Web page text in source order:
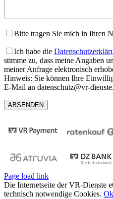
Bitte tragen Sie mich in Ihren
Ich habe die
stimme zu, dass meine Angaben
meiner Anfrage elektronisch
Hinweis: Sie können Ihre
E-Mail an datenschutz@vr-
Page load link
Die Internetseite der VR-Dienste
technisch notwendige Cookies. Ok